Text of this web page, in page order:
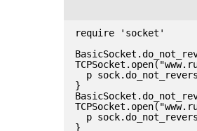
require 'socket'
p
}
p